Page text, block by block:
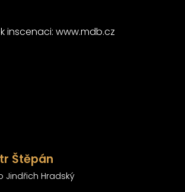
inscenaci: www.mdb.cz
Štěpán
Jindřich Hradský